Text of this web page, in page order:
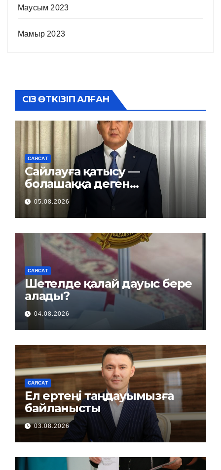
Маусым 2023
Мамыр 2023
СІЗ ӨТКІЗІП АЛҒАН
САЯСАТ
Сайлауға қатысу —
болашаққа деген
жауапкершілік
05.08.2026
САЯСАТ
Шетелде қалай дауыс бере
алады?
04.08.2026
САЯСАТ
Ел ертеңі таңдауымызға
байланысты
03.08.2026